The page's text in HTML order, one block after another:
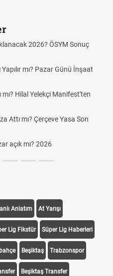
ÖSYM Sonuç
Pazar Günü İnşaat
Yelekçi Manifest'ten
Çerçeve Yasa Son
2026
Anlatım At Yarışı
Lig Fikstür Süper Lig Haberleri
Beşiktaş Trabzonspor
Beşiktaş Transfer